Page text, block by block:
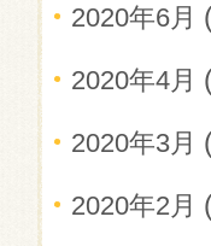
2020年6月
2020年4月
2020年3月
2020年2月